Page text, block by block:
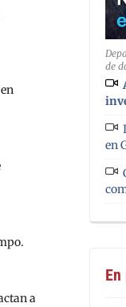
a
de
en